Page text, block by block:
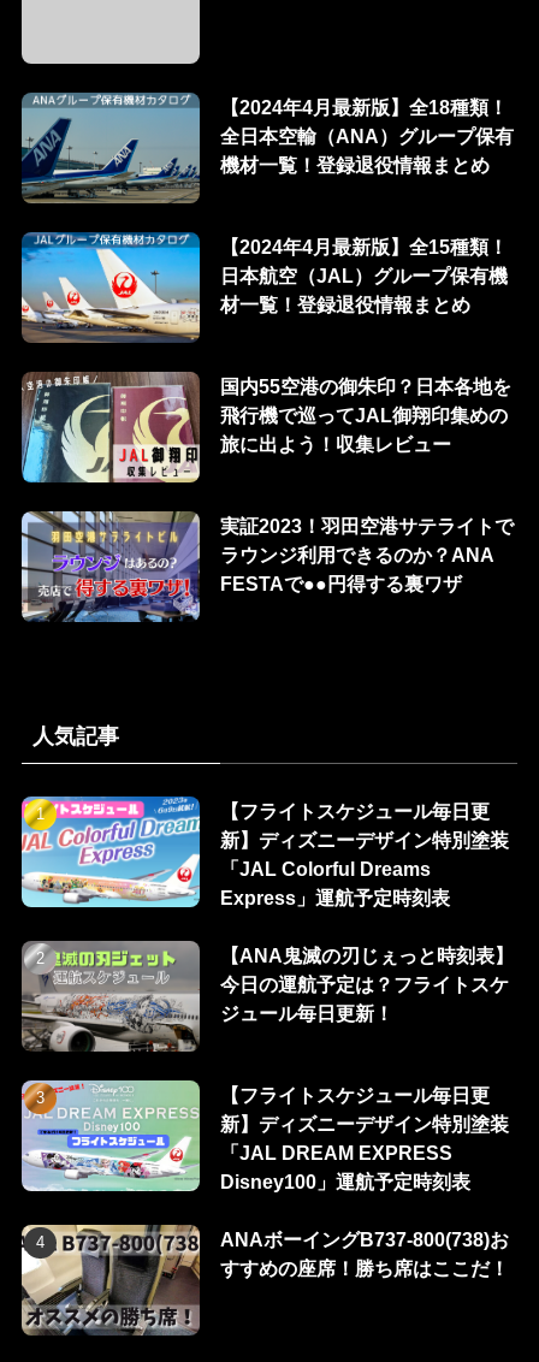
【2024年4月最新版】全18種類！
全日本空輸（ANA）グループ保有
機材一覧！登録退役情報まとめ
【2024年4月最新版】全15種類！
日本航空（JAL）グループ保有機
材一覧！登録退役情報まとめ
国内55空港の御朱印？日本各地を
飛行機で巡ってJAL御翔印集めの
旅に出よう！収集レビュー
実証2023！羽田空港サテライトで
ラウンジ利用できるのか？ANA
FESTAで●●円得する裏ワザ
人気記事
【フライトスケジュール毎日更
新】ディズニーデザイン特別塗装
「JAL Colorful Dreams
Express」運航予定時刻表
【ANA鬼滅の刃じぇっと時刻表】
今日の運航予定は？フライトスケ
ジュール毎日更新！
【フライトスケジュール毎日更
新】ディズニーデザイン特別塗装
「JAL DREAM EXPRESS
Disney100」運航予定時刻表
ANAボーイングB737-800(738)お
すすめの座席！勝ち席はここだ！